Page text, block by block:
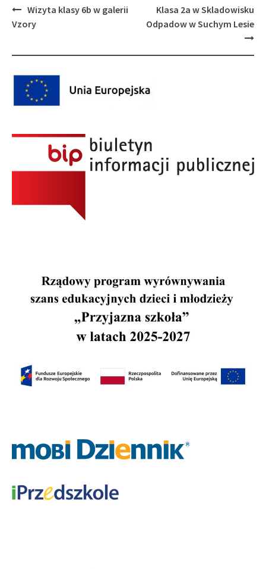
Post
navigation
Wizyta klasy 6b w galerii
Vzory
Klasa 2a w Skladowisku
Odpadow w Suchym Lesie